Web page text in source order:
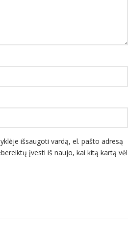
išsaugoti vardą, el. pašto adresą
įvesti iš naujo, kai kitą kartą vėl